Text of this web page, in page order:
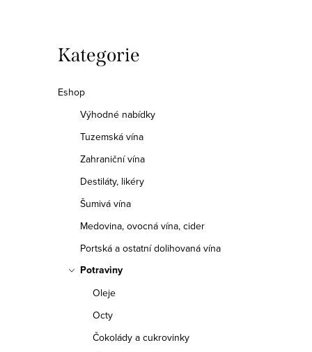
o
s
Přeskočit
kategorie
Kategorie
Eshop
Výhodné nabídky
Tuzemská vína
Zahraniční vína
Destiláty, likéry
Šumivá vína
Medovina, ovocná vína, cider
Portská a ostatní dolihovaná vína
Potraviny
Oleje
Octy
Čokolády a cukrovinky